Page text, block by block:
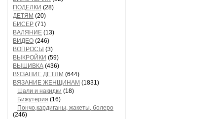
ПОДЕЛКИ (28)
ДЕТЯМ (20)
БИСЕР (71)
ВАЛЯНИЕ (13)
ВИДЕО (246)
ВОПРОСЫ (3)
ВЫКРОЙКИ (59)
ВЫШИВКА (436)
ВЯЗАНИЕ ДЕТЯМ (644)
ВЯЗАНИЕ ЖЕНЩИНАМ (1831)
Шали и накидки (18)
Бижутерия (16)
Пончо,кардиганы, жакеты, болеро
(246)